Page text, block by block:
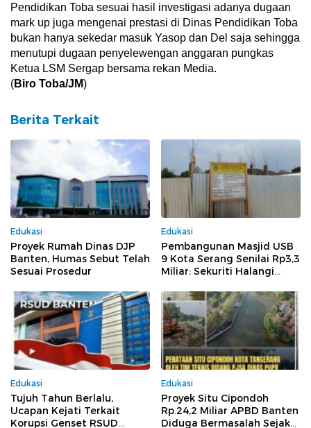
Pendidikan Toba sesuai hasil investigasi adanya dugaan
mark up juga mengenai prestasi di Dinas Pendidikan Toba
bukan hanya sekedar masuk Yasop dan Del saja sehingga
menutupi dugaan penyelewengan anggaran pungkas
Ketua LSM Sergap bersama rekan Media.
(Biro Toba/JM)
Berita Terkait
Edukasi
Proyek Rumah Dinas DJP
Banten, Humas Sebut Telah
Sesuai Prosedur
Edukasi
Pembangunan Masjid USB
9 Kota Serang Senilai Rp3,3
Miliar: Sekuriti Halangi
Pelanggaran Menguat
Edukasi
Tujuh Tahun Berlalu,
Ucapan Kejati Terkait
Korupsi Genset RSUD
Edukasi
Proyek Situ Cipondoh
Rp.24,2 Miliar APBD Banten
Diduga Bermasalah Sejak